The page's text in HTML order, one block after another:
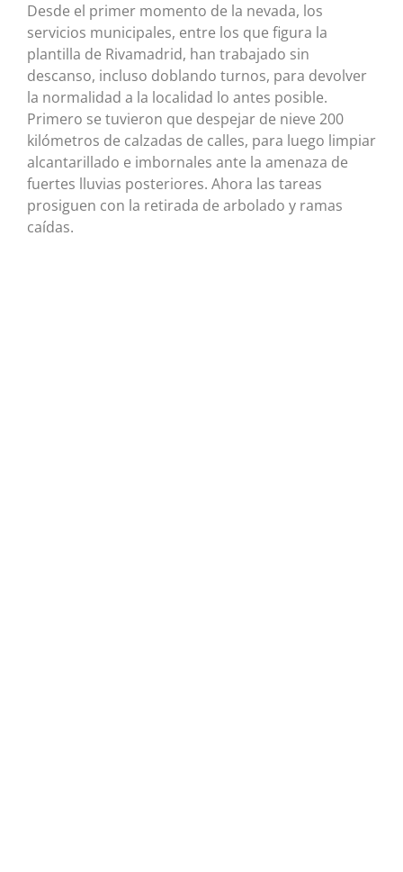
Desde el primer momento de la nevada, los
servicios municipales, entre los que figura la
plantilla de Rivamadrid, han trabajado sin
descanso, incluso doblando turnos, para devolver
la normalidad a la localidad lo antes posible.
Primero se tuvieron que despejar de nieve 200
kilómetros de calzadas de calles, para luego limpiar
alcantarillado e imbornales ante la amenaza de
fuertes lluvias posteriores. Ahora las tareas
prosiguen con la retirada de arbolado y ramas
caídas.